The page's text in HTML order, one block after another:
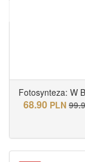
Fotosynteza: W
68.90 PLN